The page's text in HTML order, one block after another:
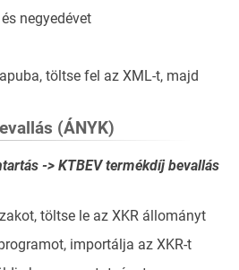
negyedévet
töltse fel az XML-t, majd
(ÁNYK)
-> KTBEV termékdíj bevallás
töltse le az XKR állományt
importálja az XKR-t